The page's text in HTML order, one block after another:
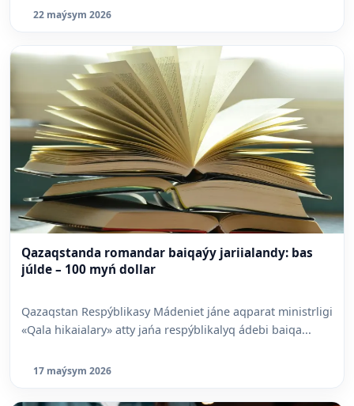
22 maýsym 2026
Qazaqstanda romandar baiqaýy jariialandy: bas
júlde – 100 myń dollar
Qazaqstan Respýblikasy Mádeniet jáne aqparat ministrligi
«Qala hikaialary» atty jańa respýblikalyq ádebi baiqa...
17 maýsym 2026